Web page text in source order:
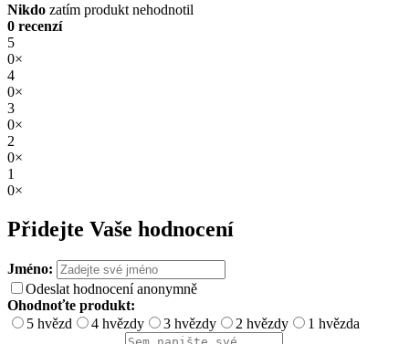
Nikdo zatím produkt nehodnotil
0 recenzí
5
0×
4
0×
3
0×
2
0×
1
0×
Přidejte Vaše hodnocení
Jméno:
Odeslat hodnocení anonymně
Ohodnoťte produkt:
5 hvězd
4 hvězdy 3 hvězdy 2 hvězdy 1 hvězda